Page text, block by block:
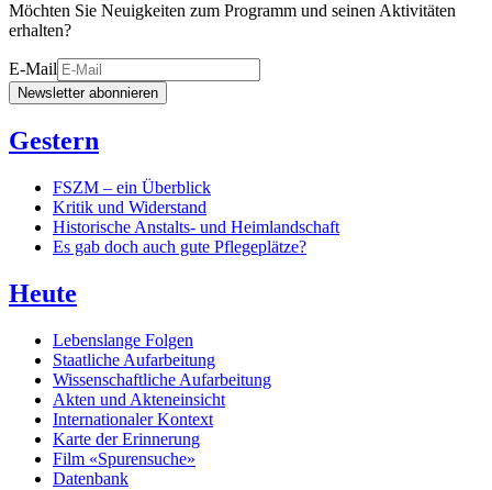
Möchten Sie Neuigkeiten zum Programm und seinen Aktivitäten
erhalten?
E-Mail
Newsletter abonnieren
Gestern
FSZM – ein Überblick
Kritik und Widerstand
Historische Anstalts- und Heimlandschaft
Es gab doch auch gute Pflegeplätze?
Heute
Lebenslange Folgen
Staatliche Aufarbeitung
Wissenschaftliche Aufarbeitung
Akten und Akteneinsicht
Internationaler Kontext
Karte der Erinnerung
Film «Spurensuche»
Datenbank